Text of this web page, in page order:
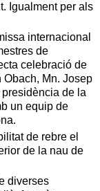
Igualment per als
internacional
de
celebració de
Obach, Mn. Josep
presidència de la
un equip de
de rebre el
de la nau de
diverses